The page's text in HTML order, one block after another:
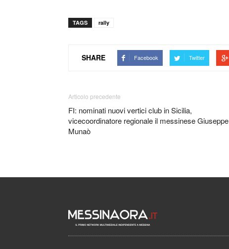
TAGS rally
SHARE Facebook Twitter
Articolo precedente
FI: nominati nuovi vertici club in Sicilia,
vicecoordinatore regionale il messinese Giuseppe
Munaò